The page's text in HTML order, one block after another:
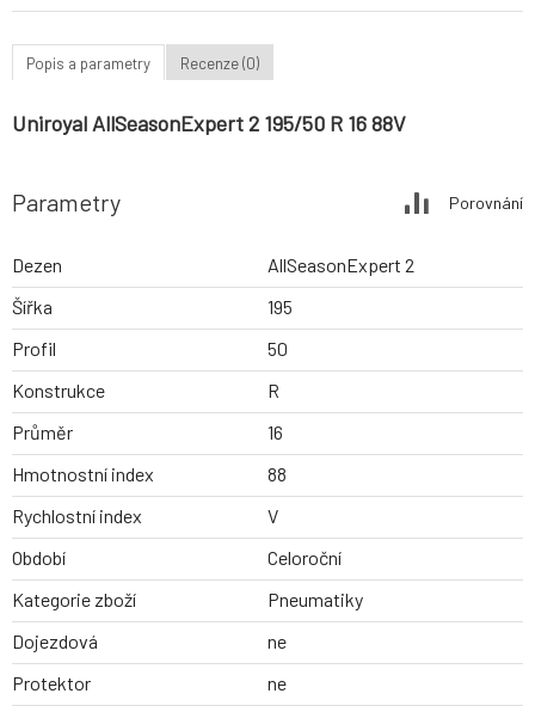
Popis a parametry Recenze (0)
Uniroyal AllSeasonExpert 2 195/50 R 16 88V
Parametry Porovnání
Dezen
AllSeasonExpert 2
Šířka
195
Profil
50
Konstrukce
R
Průměr
16
Hmotnostní index
88
Rychlostní index
V
Období
Celoroční
Kategorie zboží
Pneumatiky
Dojezdová
ne
Protektor
ne